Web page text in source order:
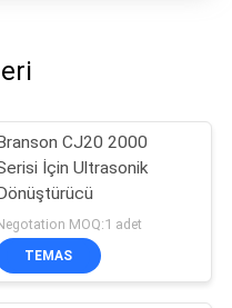
Branson CJ20 2000
İçin Ultrasonik
Dönüştürücü
MOQ:1 adet
TEMAS